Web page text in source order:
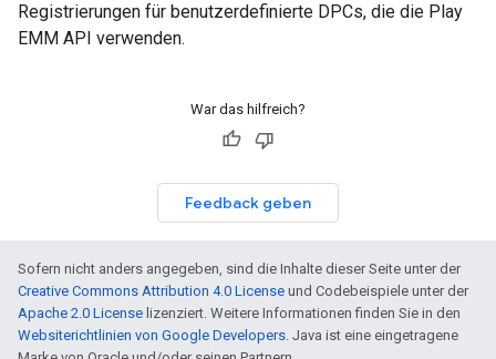
Registrierungen für benutzerdefinierte DPCs, die die Play
EMM API verwenden.
War das hilfreich?
Feedback geben
Sofern nicht anders angegeben, sind die Inhalte dieser Seite unter der
Creative Commons Attribution 4.0 License und Codebeispiele unter der
Apache 2.0 License lizenziert. Weitere Informationen finden Sie in den
Websiterichtlinien von Google Developers. Java ist eine eingetragene